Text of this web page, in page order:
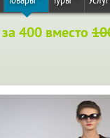
за 400 вместо